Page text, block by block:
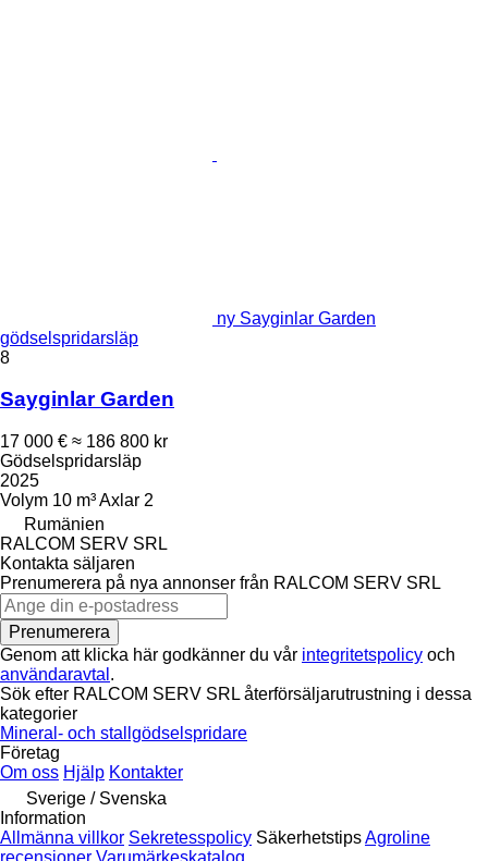
ny Sayginlar Garden
gödselspridarsläp
8
Sayginlar Garden
17 000 € ≈ 186 800 kr
Gödselspridarsläp
2025
Volym 10 m³Axlar 2
Rumänien
RALCOM SERV SRL
Kontakta säljaren
Prenumerera på nya annonser från RALCOM SERV SRL
Prenumerera
Genom att klicka här godkänner du vår integritetspolicy och
användaravtal .
Sök efter RALCOM SERV SRL återförsäljarutrustning i dessa
kategorier
Mineral- och stallgödselspridare
Företag
Om oss Hjälp Kontakter
Sverige / Svenska
Information
Allmänna villkor Sekretesspolicy SäkerhetstipsAgroline